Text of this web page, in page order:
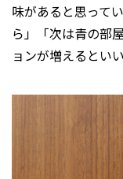
味があると思って
ら」「次は青の部
ョンが増えるとい